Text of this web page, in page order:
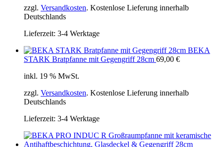
zzgl. Versandkosten. Kostenlose Lieferung innerhalb
Deutschlands
Lieferzeit: 3-4 Werktage
BEKA
STARK Bratpfanne mit Gegengriff 28cm 69,00 €
inkl. 19 % MwSt.
zzgl. Versandkosten. Kostenlose Lieferung innerhalb
Deutschlands
Lieferzeit: 3-4 Werktage